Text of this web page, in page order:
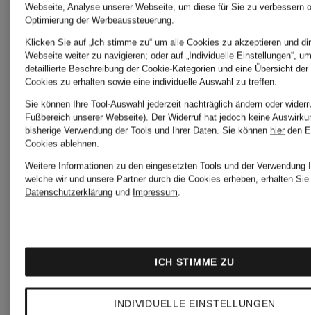
Make Up
Weitere Marken
Aesop
Webseite, Analyse unserer Webseite, um diese für Sie zu verbessern
Optimierung der Werbeaussteuerung.
Klicken Sie auf „Ich stimme zu“ um alle Cookies zu akzeptieren und
Webseite weiter zu navigieren; oder auf „Individuelle Einstellungen“,
detaillierte Beschreibung der Cookie-Kategorien und eine Übersicht
Cookies zu erhalten sowie eine individuelle Auswahl zu treffen.
Sie können Ihre Tool-Auswahl jederzeit nachträglich ändern oder
Fußbereich unserer Webseite). Der Widerruf hat jedoch keine
bisherige Verwendung der Tools und Ihrer Daten. Sie können hier den
Cookies ablehnen.
Weitere Informationen zu den eingesetzten Tools und der Verwendung
welche wir und unsere Partner durch die Cookies erheben, erhalten
Datenschutzerklärung und Impressum.
INDIVIDUELLE EINSTELLUNGEN
ICH STIMME ZU